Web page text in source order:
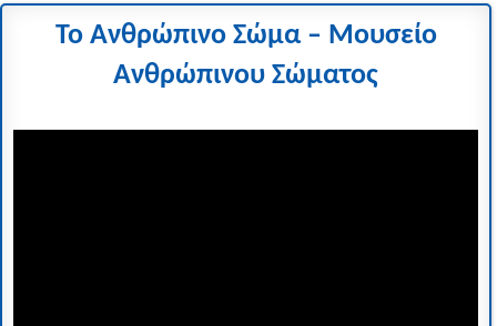
Το Ανθρώπινο Σώμα – Μουσείο
Ανθρώπινου Σώματος